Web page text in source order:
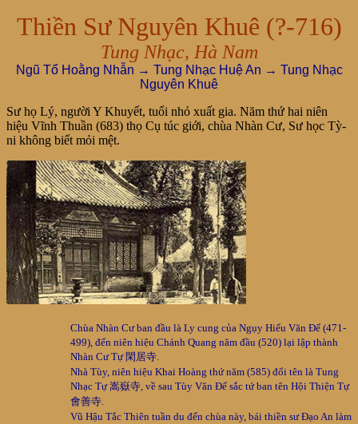
Thiền Sư Nguyên Khuê (?-716)
Tung Nhạc, Hà Nam
Ngũ Tổ Hoằng Nhẫn → Tung Nhạc Huệ An → Tung Nhạc
Nguyên Khuê
Sư họ Lý, người Y Khuyết, tuổi nhỏ xuất gia. Năm thứ hai niên
hiệu Vĩnh Thuần (683) thọ Cụ túc giới, chùa Nhàn Cư, Sư học Tỳ-
ni không biết mỏi mệt.
Chùa Nhàn Cư ban đầu là Ly cung của Ngụy Hiếu Văn Đế (471-
499), đến niên hiệu Chánh Quang năm đầu (520) lại lập thành
Nhàn Cư Tự 閑居寺.
Nhà Tùy, niên hiệu Khai Hoàng thứ năm (585) đổi tên là Tung
Nhạc Tự 嵩嶽寺, về sau Tùy Văn Đế sắc tứ ban tên Hội Thiện Tự
會善寺.
Vũ Hậu Tắc Thiên tuần du đến chùa này, bái thiền sư Đạo An làm